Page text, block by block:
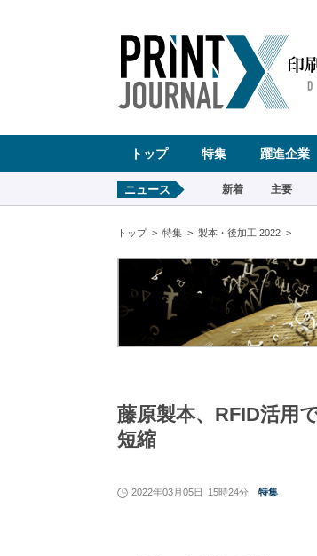
ア
ゲ
ン
トップ 特集 躍進企業
ニュース 新着 主要
トップ 特集 製本・後加工 2022
藤原製本、RFID活用
短縮
2022年03月05日 15時24分 特集